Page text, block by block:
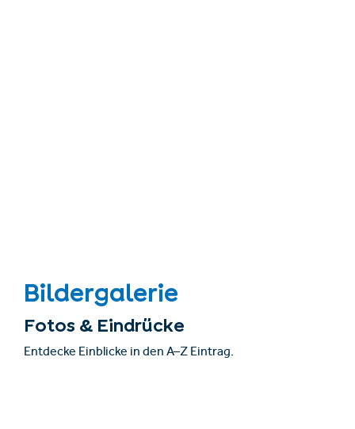
Bildergalerie
Fotos & Eindrücke
Entdecke Einblicke in den A–Z Eintrag.